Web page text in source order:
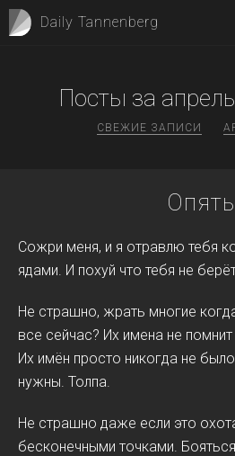
Daily Tannenberg
Посты за
СВЕЖИЕ ЗАПИСИ
Опять
Сожри меня, и я отравлю тебя
ядами. И похуй что тебя не
Не страшно, жрать многие
все сейчас? Их имена не
Их имён просто никогда не
нужны. Толпа.
Не страшно даже если это
бесконечными точками.